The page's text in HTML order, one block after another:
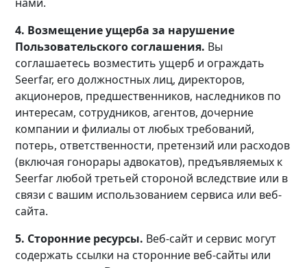
4. Возмещение ущерба за нарушение
Пользовательского соглашения. Вы
соглашаетесь возместить ущерб и ограждать
Seerfar, его должностных лиц, директоров,
акционеров, предшественников, наследников по
интересам, сотрудников, агентов, дочерние
компании и филиалы от любых требований,
потерь, ответственности, претензий или расходов
(включая гонорары адвокатов), предъявляемых к
Seerfar любой третьей стороной вследствие или в
связи с вашим использованием сервиса или веб-
сайта.
5. Сторонние ресурсы. Веб-сайт и сервис могут
содержать ссылки на сторонние веб-сайты или